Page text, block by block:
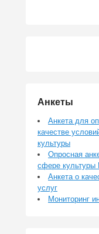
Анкеты
Анкета для
качестве
культуры
Опросная
сфере культуры
Анкета о
услуг
Мониторинг